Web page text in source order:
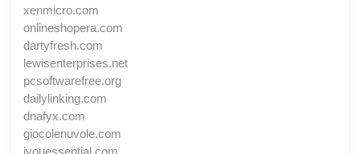
xenmicro.com
onlineshopera.com
dartyfresh.com
lewisenterprises.net
pcsoftwarefree.org
dailylinking.com
dnafyx.com
giocolenuvole.com
iyouessential.com